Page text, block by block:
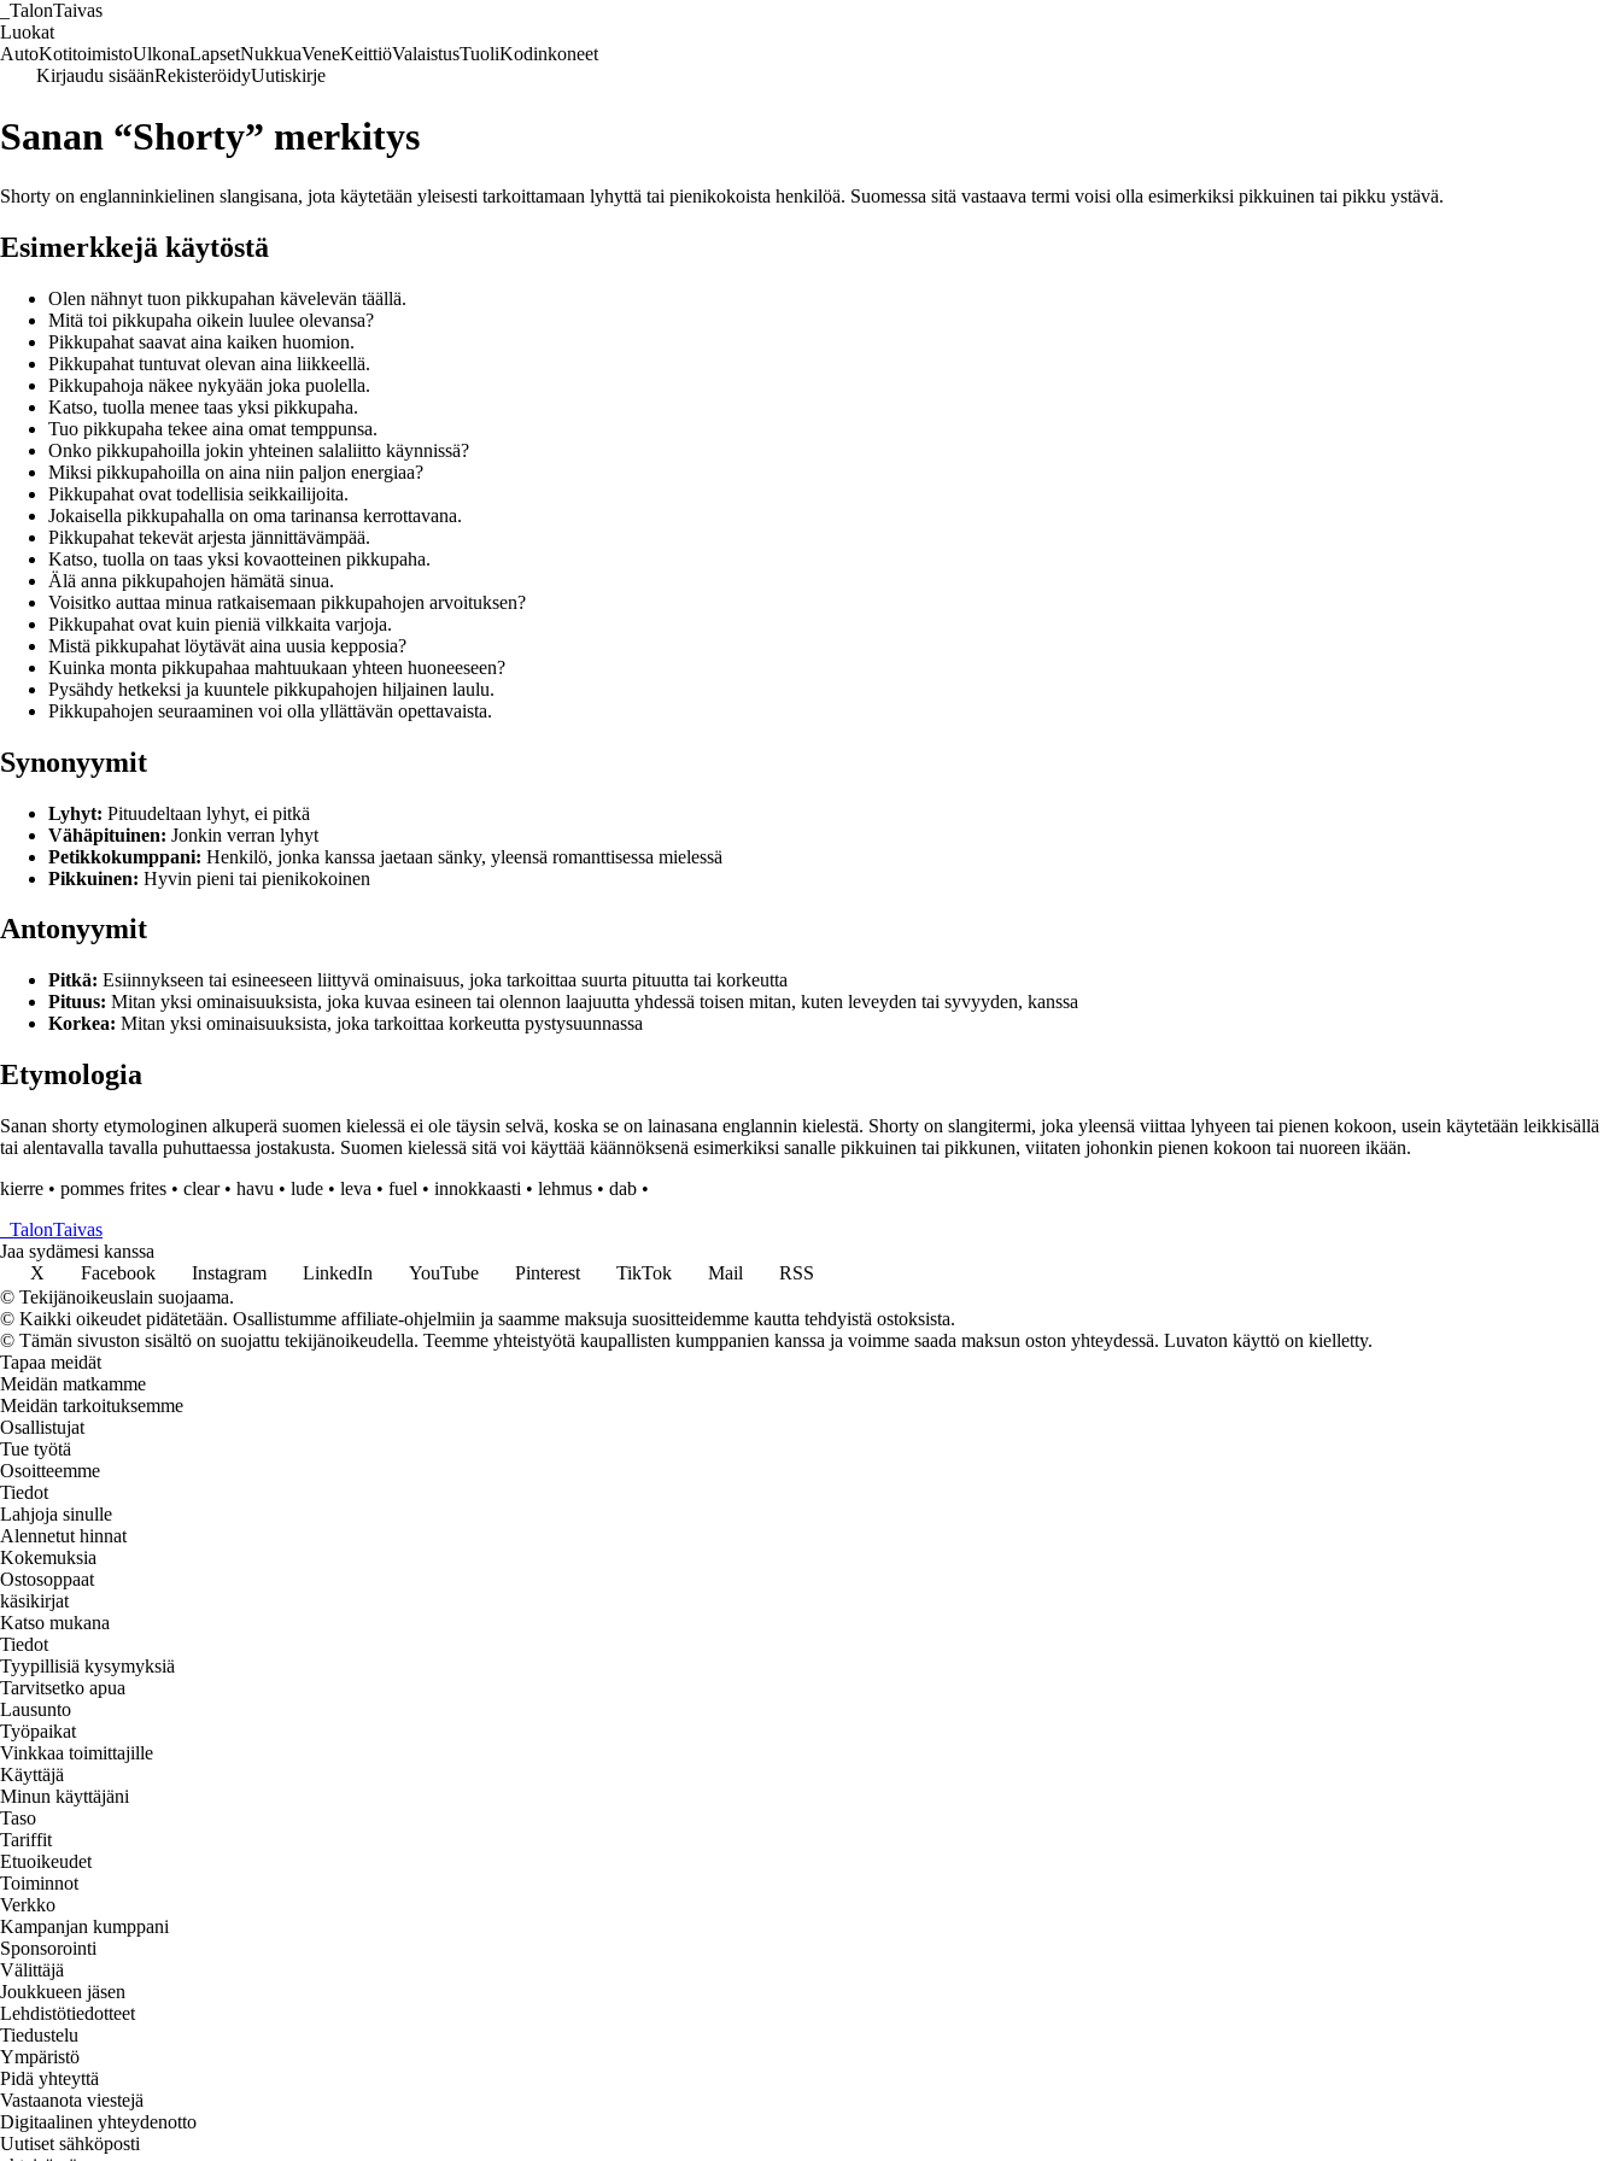
TalonTaivas
Luokat
AutoKotitoimistoUlkonaLapsetNukkuaVeneKeittiöValaistusTuoliKodinkoneet
Kirjaudu sisäänRekisteröidyUutiskirje
Sanan “Shorty” merkitys
Shorty on englanninkielinen slangisana, jota käytetään yleisesti tarkoittamaan lyhyttä tai pienikokoista henkilöä. Suomessa sitä vastaava termi voisi olla esimerkiksi pikkuinen tai pikku ystävä.
Esimerkkejä käytöstä
Olen nähnyt tuon pikkupahan kävelevän täällä.
Mitä toi pikkupaha oikein luulee olevansa?
Pikkupahat saavat aina kaiken huomion.
Pikkupahat tuntuvat olevan aina liikkeellä.
Pikkupahoja näkee nykyään joka puolella.
Katso, tuolla menee taas yksi pikkupaha.
Tuo pikkupaha tekee aina omat temppunsa.
Onko pikkupahoilla jokin yhteinen salaliitto käynnissä?
Miksi pikkupahoilla on aina niin paljon energiaa?
Pikkupahat ovat todellisia seikkailijoita.
Jokaisella pikkupahalla on oma tarinansa kerrottavana.
Pikkupahat tekevät arjesta jännittävämpää.
Katso, tuolla on taas yksi kovaotteinen pikkupaha.
Älä anna pikkupahojen hämätä sinua.
Voisitko auttaa minua ratkaisemaan pikkupahojen arvoituksen?
Pikkupahat ovat kuin pieniä vilkkaita varjoja.
Mistä pikkupahat löytävät aina uusia kepposia?
Kuinka monta pikkupahaa mahtuukaan yhteen huoneeseen?
Pysähdy hetkeksi ja kuuntele pikkupahojen hiljainen laulu.
Pikkupahojen seuraaminen voi olla yllättävän opettavaista.
Synonyymit
Lyhyt: Pituudeltaan lyhyt, ei pitkä
Vähäpituinen: Jonkin verran lyhyt
Petikkokumppani: Henkilö, jonka kanssa jaetaan sänky, yleensä romanttisessa mielessä
Pikkuinen: Hyvin pieni tai pienikokoinen
Antonyymit
Pitkä: Esiinnykseen tai esineeseen liittyvä ominaisuus, joka tarkoittaa suurta pituutta tai korkeutta
Pituus: Mitan yksi ominaisuuksista, joka kuvaa esineen tai olennon laajuutta yhdessä toisen mitan, kuten leveyden tai syvyyden, kanssa
Korkea: Mitan yksi ominaisuuksista, joka tarkoittaa korkeutta pystysuunnassa
Etymologia
Sanan shorty etymologinen alkuperä suomen kielessä ei ole täysin selvä, koska se on lainasana englannin kielestä. Shorty on slangitermi, joka yleensä viittaa lyhyeen tai pienen kokoon, usein käytetään leikkisällä
tai alentavalla tavalla puhuttaessa jostakusta. Suomen kielessä sitä voi käyttää käännöksenä esimerkiksi sanalle pikkuinen tai pikkunen, viitaten johonkin pienen kokoon tai nuoreen ikään.
kierre • pommes frites • clear• havu • lude • leva • fuel • innokkaasti • lehmus • dab •
TalonTaivas
Jaa sydämesi kanssa
X
Facebook Instagram LinkedIn YouTube Pinterest TikTok Mail
RSS
© Tekijänoikeuslain suojaama.
© Kaikki oikeudet pidätetään. Osallistumme affiliate-ohjelmiin ja saamme maksuja suositteidemme kautta tehdyistä ostoksista.
© Tämän sivuston sisältö on suojattu tekijänoikeudella. Teemme yhteistyötä kaupallisten kumppanien kanssa ja voimme saada maksun oston yhteydessä. Luvaton käyttö on kielletty.
Tapaa meidät
Meidän matkamme
Meidän tarkoituksemme
Osallistujat
Tue työtä
Osoitteemme
Tiedot
Lahjoja sinulle
Alennetut hinnat
Kokemuksia
Ostosoppaat
käsikirjat
Katso mukana
Tiedot
Tyypillisiä kysymyksiä
Tarvitsetko apua
Lausunto
Työpaikat
Vinkkaa toimittajille
Käyttäjä
Minun käyttäjäni
Taso
Tariffit
Etuoikeudet
Toiminnot
Verkko
Kampanjan kumppani
Sponsorointi
Välittäjä
Joukkueen jäsen
Lehdistötiedotteet
Tiedustelu
Ympäristö
Pidä yhteyttä
Vastaanota viestejä
Digitaalinen yhteydenotto
Uutiset sähköposti